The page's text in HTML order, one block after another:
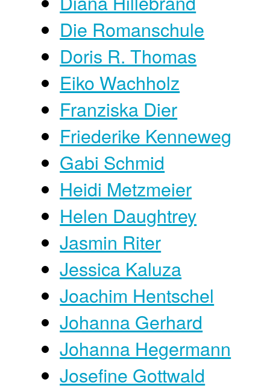
Die Romanschule
Doris R. Thomas
Eiko Wachholz
Franziska Dier
Friederike Kenneweg
Gabi Schmid
Heidi Metzmeier
Helen Daughtrey
Jasmin Riter
Jessica Kaluza
Joachim Hentschel
Johanna Gerhard
Johanna Hegermann
Josefine Gottwald